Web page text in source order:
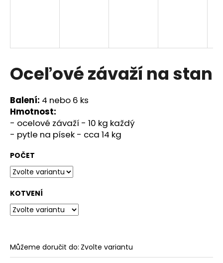
Oceľové závaží na stan
Balení: 4 nebo 6 ks
Hmotnost:
- ocelové závaží - 10 kg každý
- pytle na písek - cca 14 kg
POČET
KOTVENÍ
Můžeme doručit do: Zvolte variantu
A